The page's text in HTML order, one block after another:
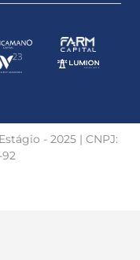
- 2025 | CNPJ:
92